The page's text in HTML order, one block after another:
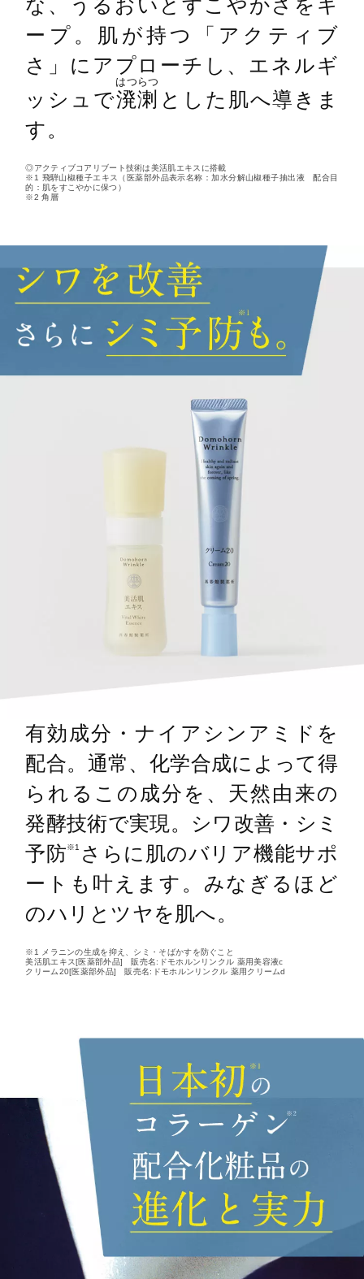
な、うるおいとすこやかさをキ
ープ。肌が持つ「アクティブ
さ」にアプローチし、エネルギ
ッシュで溌溂
はつらつ
とした肌へ導きま
す。
◎アクティブコアリブート技術は美活肌エキスに搭載
※1 飛騨山椒種子エキス（医薬部外品表示名称：加水分解山椒種子抽出液 配合目
的：肌をすこやかに保つ）
※2 角層
有効成分・ナイアシンアミドを
配合。通常、化学合成によって得
られるこの成分を、天然由来の
発酵技術で実現。シワ改善・シミ
予防※1 さらに肌のバリア機能サポ
ートも叶えます。みなぎるほど
のハリとツヤを肌へ。
※1 メラニンの生成を抑え、シミ・そばかすを防ぐこと
美活肌エキス[医薬部外品] 販売名:ドモホルンリンクル 薬用美容液c
クリーム20[医薬部外品] 販売名:ドモホルンリンクル 薬用クリームd